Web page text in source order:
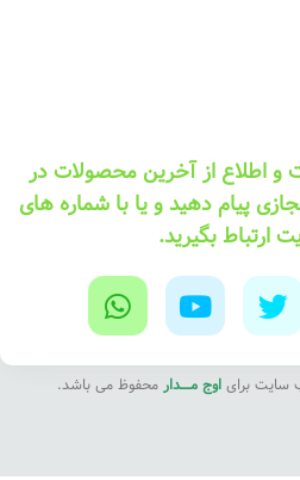
اطلاع از آخرین محصولات در
پیام دهید و یا با شماره های
ارتباط بگیرید.
سایت برای اوج مــــدار محفوظ می باشد.